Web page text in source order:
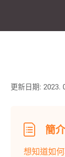
更新日期: 2023.
簡
想知道如